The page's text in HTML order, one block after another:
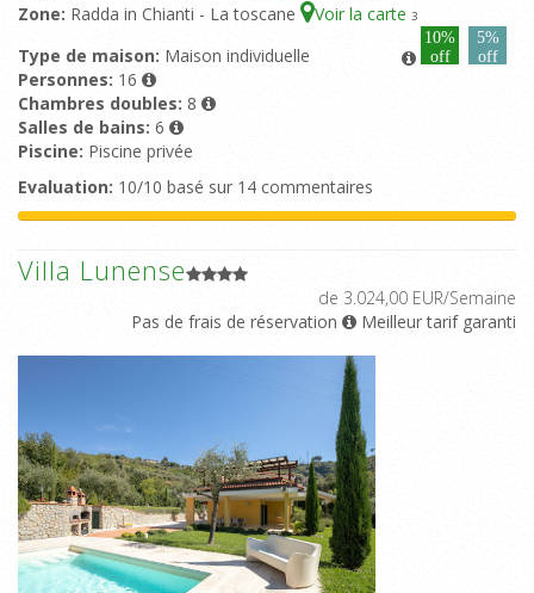
Zone: Radda in Chianti - La toscane Voir la carte 3
10%
off
5%
off
Type de maison: Maison individuelle
Personnes: 16
Chambres doubles: 8
Salles de bains: 6
Piscine: Piscine privée
Evaluation: 10/10 basé sur 14 commentaires
Villa Lunense
de 3.024,00 EUR/Semaine
Pas de frais de réservation
Meilleur tarif garanti